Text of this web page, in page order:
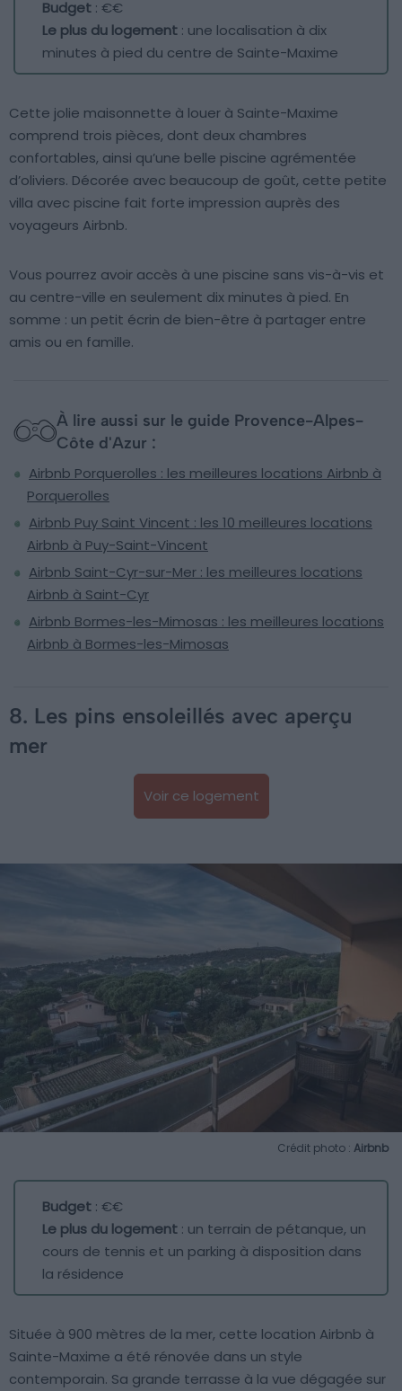
Budget : €€
Le plus du logement : une localisation à dix
minutes à pied du centre de Sainte-Maxime
Cette jolie maisonnette à louer à Sainte-Maxime
comprend trois pièces, dont deux chambres
confortables, ainsi qu’une belle piscine agrémentée
d’oliviers. Décorée avec beaucoup de goût, cette petite
villa avec piscine fait forte impression auprès des
voyageurs Airbnb.
Vous pourrez avoir accès à une piscine sans vis-à-vis et
au centre-ville en seulement dix minutes à pied. En
somme : un petit écrin de bien-être à partager entre
amis ou en famille.
À lire aussi sur le guide Provence-Alpes-
Côte d'Azur :
Airbnb Porquerolles : les meilleures locations Airbnb à
Porquerolles
Airbnb Puy Saint Vincent : les 10 meilleures locations
Airbnb à Puy-Saint-Vincent
Airbnb Saint-Cyr-sur-Mer : les meilleures locations
Airbnb à Saint-Cyr
Airbnb Bormes-les-Mimosas : les meilleures locations
Airbnb à Bormes-les-Mimosas
8. Les pins ensoleillés avec aperçu
mer
Voir ce logement
Crédit photo : Airbnb
Budget : €€
Le plus du logement : un terrain de pétanque, un
cours de tennis et un parking à disposition dans
la résidence
Située à 900 mètres de la mer, cette location Airbnb à
Sainte-Maxime a été rénovée dans un style
contemporain. Sa grande terrasse à la vue dégagée sur